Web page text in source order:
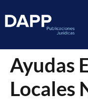
Ayudas
Locales